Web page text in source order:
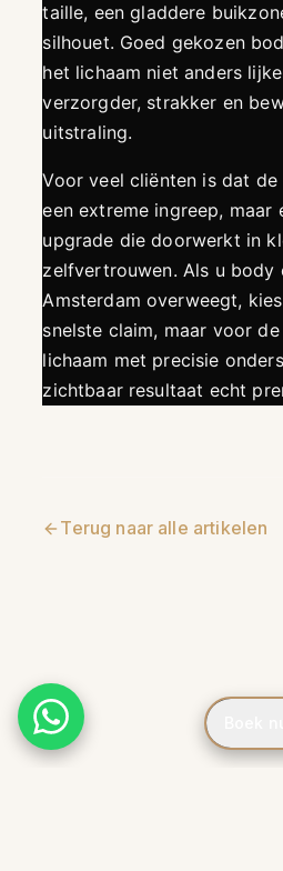
taille, een gladdere
silhouet. Goed gekozen
het lichaam niet anders
verzorgder, strakker en
uitstraling.
Voor veel cliënten is dat
een extreme ingreep, maar
upgrade die doorwerkt in
zelfvertrouwen. Als u body
Amsterdam overweegt,
snelste claim, maar voor
lichaam met precisie
zichtbaar resultaat echt
Terug naar alle artikelen